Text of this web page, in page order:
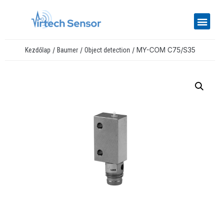
Kezdőlap / Baumer/ Object detection / MY-COM C75/S35